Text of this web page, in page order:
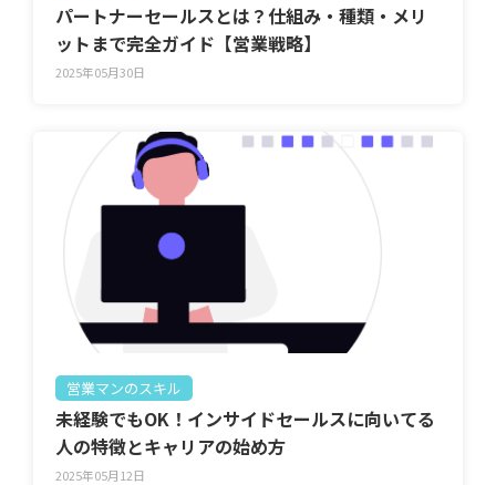
パートナーセールスとは？仕組み・種類・メリ
ットまで完全ガイド【営業戦略】
2025年05月30日
営業マンのスキル
未経験でもOK！インサイドセールスに向いてる
人の特徴とキャリアの始め方
2025年05月12日